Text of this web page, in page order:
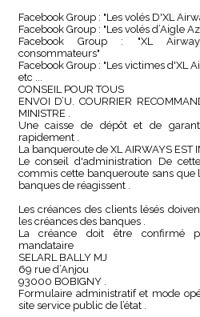
Facebook Group : "Les volés D'XL
Facebook Group : "Les volés d’Aigle
Facebook Group : "XL
consommateurs"
Facebook Group : "Les victimes d'XL
etc ...
CONSEIL POUR TOUS
ENVOI D’U. COURRIER
MINISTRE .
Une caisse de dépôt et de
rapidement .
La banqueroute de XL AIRWAYS EST
Le conseil d'administration De
commis cette banqueroute sans que
banques de réagissent .
Les créances des clients lésés
les créances des banques .
La créance doit être confirmé
mandataire
SELARL BALLY MJ
69 rue d’Anjou
93000 BOBIGNY .
Formulaire administratif et mode
site service public de l’état .